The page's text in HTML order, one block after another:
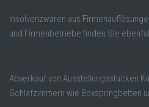
Insolvenzwaren aus
und Firmenbetriebe finden SIe
Abverkauf von Ausstellungsstücken
Schlafzimmern wie Boxspringbetten